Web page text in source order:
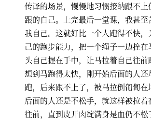
传译的场景，慢慢地习惯接纳跟不上
跟的自己。上完最后一堂课，我甚至
我自己。这就好比一个人跑得不快，
己的跑步能力，把一个绳子一边拴在
头自己握在手中，让马拉着自己往前
想到马跑得太快，刚开始后面的人还
跑，后来跟不上了，被马拉倒匍匐在
后面的人还是不松手，就这样被拉着
往前，直到皮开肉绽满身是血仍不